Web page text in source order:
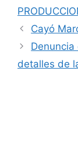
Cayó
detalles de